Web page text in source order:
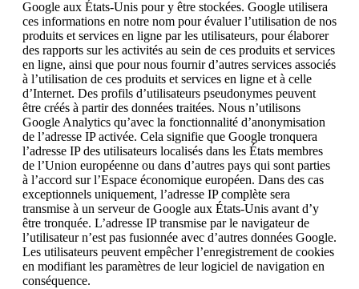
Google aux États-Unis pour y être stockées. Google utilisera
ces informations en notre nom pour évaluer l’utilisation de nos
produits et services en ligne par les utilisateurs, pour élaborer
des rapports sur les activités au sein de ces produits et services
en ligne, ainsi que pour nous fournir d’autres services associés
à l’utilisation de ces produits et services en ligne et à celle
d’Internet. Des profils d’utilisateurs pseudonymes peuvent
être créés à partir des données traitées. Nous n’utilisons
Google Analytics qu’avec la fonctionnalité d’anonymisation
de l’adresse IP activée. Cela signifie que Google tronquera
l’adresse IP des utilisateurs localisés dans les États membres
de l’Union européenne ou dans d’autres pays qui sont parties
à l’accord sur l’Espace économique européen. Dans des cas
exceptionnels uniquement, l’adresse IP complète sera
transmise à un serveur de Google aux États-Unis avant d’y
être tronquée. L’adresse IP transmise par le navigateur de
l’utilisateur n’est pas fusionnée avec d’autres données Google.
Les utilisateurs peuvent empêcher l’enregistrement de cookies
en modifiant les paramètres de leur logiciel de navigation en
conséquence.